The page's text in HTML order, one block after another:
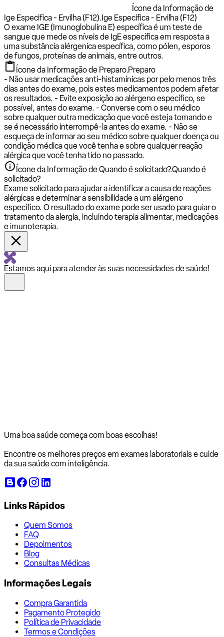
Ícone da Informação de
Ige Especifica - Ervilha (F12).Ige Especifica - Ervilha (F12)
O exame IGE (Imunoglobulina E) específica é um teste de
sangue que mede os níveis de IgE específica em resposta a
uma substância alérgenica específica, como pólen, esporos
de fungos, proteínas de animais, entre outros.
Ícone da Informação de Preparo.Preparo
- Não usar medicações anti-histamínicas por pelo menos três
dias antes do exame, pois estes medicamentos podem afetar
os resultados. - Evite exposição ao alérgeno específico, se
possível, antes do exame. - Converse com o seu médico
sobre qualquer outra medicação que você esteja tomando e
se é necessário interrompê-la antes do exame. - Não se
esqueça de informar ao seu médico sobre qualquer doença ou
condição médica que você tenha e sobre qualquer reação
alérgica que você tenha tido no passado.
Ícone da Informação de Quando é solicitado?.Quando é
solicitado?
Exame solicitado para ajudar a identificar a causa de reações
alérgicas e determinar a sensibilidade a um alérgeno
específico. O resultado do exame pode ser usado para guiar o
tratamento da alergia, incluindo terapia alimentar, medicações
e imunoterapia.
Estamos aqui para atender às suas necessidades de saúde!
Uma boa saúde começa com boas escolhas!
Encontre os melhores preços em exames laboratoriais e cuide
da sua saúde com inteligência.
Links Rápidos
Quem Somos
FAQ
Depoimentos
Blog
Consultas Médicas
Informações Legais
Compra Garantida
Pagamento Protegido
Política de Privacidade
Termos e Condições